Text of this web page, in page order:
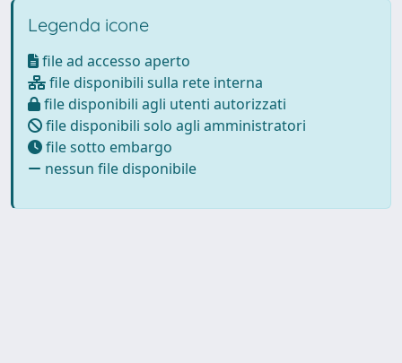
Legenda icone
file ad accesso aperto
file disponibili sulla rete interna
file disponibili agli utenti autorizzati
file disponibili solo agli amministratori
file sotto embargo
nessun file disponibile